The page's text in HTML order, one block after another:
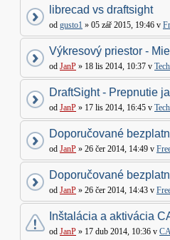
librecad vs draftsight
od gusto1 » 05 zář 2015, 19:46 v
Výkresový priestor -
od JanP » 18 lis 2014, 10:37 v
DraftSight - Prepnutie
od JanP » 17 lis 2014, 16:45 v
Doporučované
od JanP » 26 čer 2014, 14:49 v
Doporučované
od JanP » 26 čer 2014, 14:43 v
Inštalácia a aktivácia
od JanP » 17 dub 2014, 10:36 v